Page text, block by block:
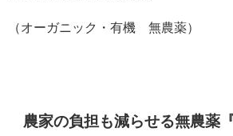
（オーガニック・有機≠無農薬）
農家の負担も減らせる無農薬